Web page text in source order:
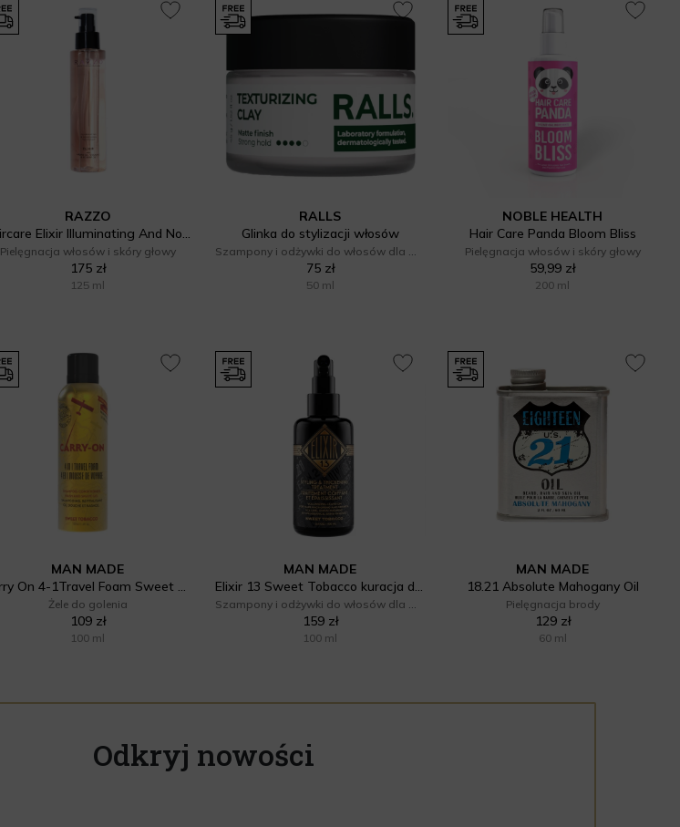
RAZZO
Haircare Elixir Illuminating And Nourishing Treatment
Pielęgnacja włosów i skóry głowy
175 zł
125 ml
RALLS
Glinka do stylizacji włosów
75 zł
50 ml
NOBLE HEALTH
Hair Care Panda Bloom Bliss
Pielęgnacja włosów i skóry głowy
59,99 zł
200 ml
MAN MADE
Carry On 4-1Travel Foam Sweet Tobacco Pianka do brody, włosów i skóry
Żele do golenia
109 zł
100 ml
MAN MADE
Elixir 13 Sweet Tobacco kuracja do włosów i skóry głowy
159 zł
100 ml
MAN MADE
18.21 Absolute Mahogany Oil
Pielęgnacja brody
129 zł
60 ml
Odkryj nowości